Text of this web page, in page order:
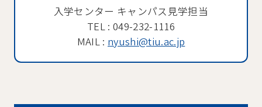
入学センター キャンパス見学担当
TEL : 049-232-1116
MAIL : nyushi@tiu.ac.jp